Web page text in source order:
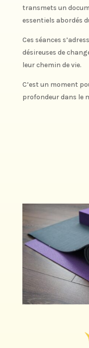
transmets un
essentiels abordés
Ces séances
désireuses de
leur chemin de vie.
C’est un moment
profondeur dans le